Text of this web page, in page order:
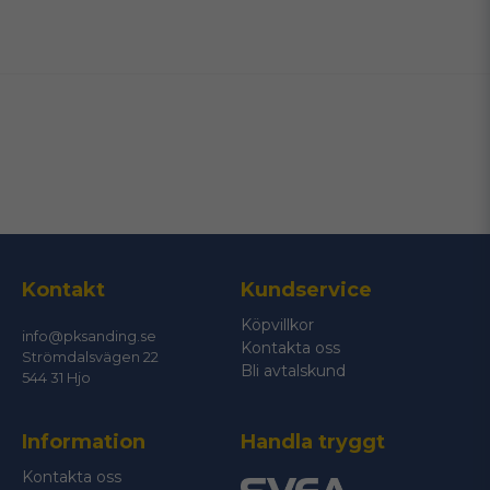
Ja, ni får publicera min fråga
Skicka fråga
Kontakt
info@pksanding.se
Strömdalsvägen 22
544 31 Hjo
Kundservice
Köpvillkor
Kontakta oss
Bli avtalskund
Information
Kontakta oss
Handla tryggt